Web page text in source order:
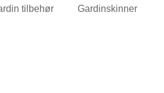
tilbehør Gardinskinner